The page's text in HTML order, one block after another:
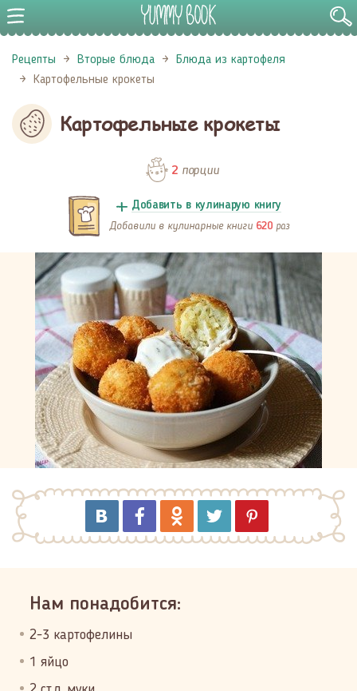
Рецепты Вторые блюда
Блюда из картофеля
Картофельные крокеты
Картофельные крокеты
2порции
Добавить в кулинарую книгу
Добавили в кулинарные книги 620 раз
Нам понадобится:
2-3 картофелины
1 яйцо